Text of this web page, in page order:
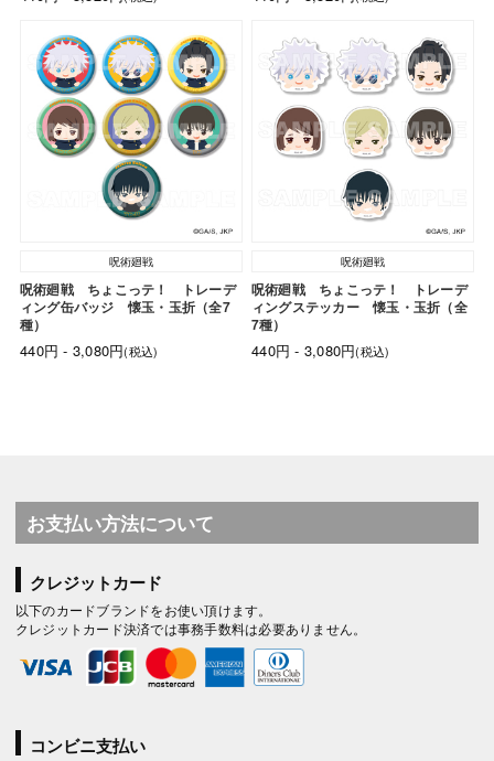
呪術廻戦
呪術廻戦 ちょこっテ！ トレーデ
ィング缶バッジ 懐玉・玉折（全7
種）
440円 - 3,080円(税込)
呪術廻戦
呪術廻戦 ちょこっテ！ トレーデ
ィングステッカー 懐玉・玉折（全
7種）
440円 - 3,080円(税込)
お支払い方法について
クレジットカード
以下のカードブランドをお使い頂けます。
クレジットカード決済では事務手数料は必要ありません。
コンビニ支払い